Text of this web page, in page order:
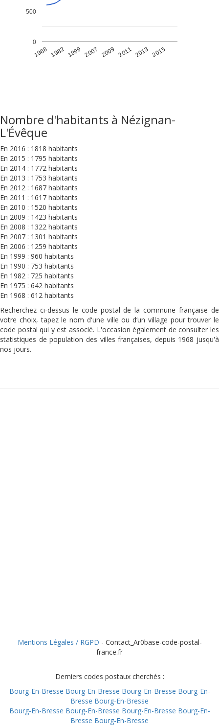
1968 1982 1999 2007 2009 2011 2013 2015
0
500
Nombre d'habitants à Nézignan-
L'Évêque
En 2016 : 1818 habitants
En 2015 : 1795 habitants
En 2014 : 1772 habitants
En 2013 : 1753 habitants
En 2012 : 1687 habitants
En 2011 : 1617 habitants
En 2010 : 1520 habitants
En 2009 : 1423 habitants
En 2008 : 1322 habitants
En 2007 : 1301 habitants
En 2006 : 1259 habitants
En 1999 : 960 habitants
En 1990 : 753 habitants
En 1982 : 725 habitants
En 1975 : 642 habitants
En 1968 : 612 habitants
Recherchez ci-dessus le code postal de la commune française de
votre choix, tapez le nom d'une ville ou d’un village pour trouver le
code postal qui y est associé. L'occasion également de consulter les
statistiques de population des villes françaises, depuis 1968 jusqu'à
nos jours.
Mentions Légales / RGPD - Contact_Ar0base-code-postal-
france.fr
Derniers codes postaux cherchés :
Bourg-En-Bresse Bourg-En-Bresse Bourg-En-Bresse Bourg-En-
Bresse Bourg-En-Bresse
Bourg-En-Bresse Bourg-En-Bresse Bourg-En-Bresse Bourg-En-
Bresse Bourg-En-Bresse